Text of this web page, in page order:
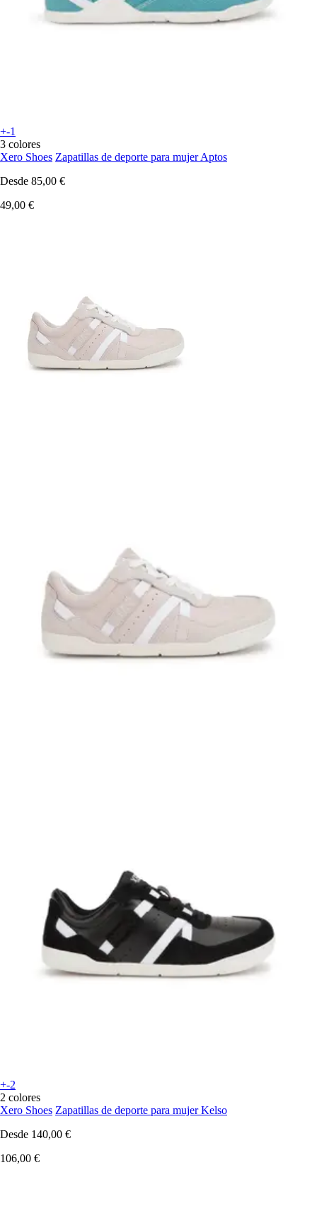
+-1
3 colores
Xero Shoes Zapatillas de deporte para mujer Aptos
Desde 85,00 €
49,00 €
+-2
2 colores
Xero Shoes Zapatillas de deporte para mujer Kelso
Desde 140,00 €
106,00 €